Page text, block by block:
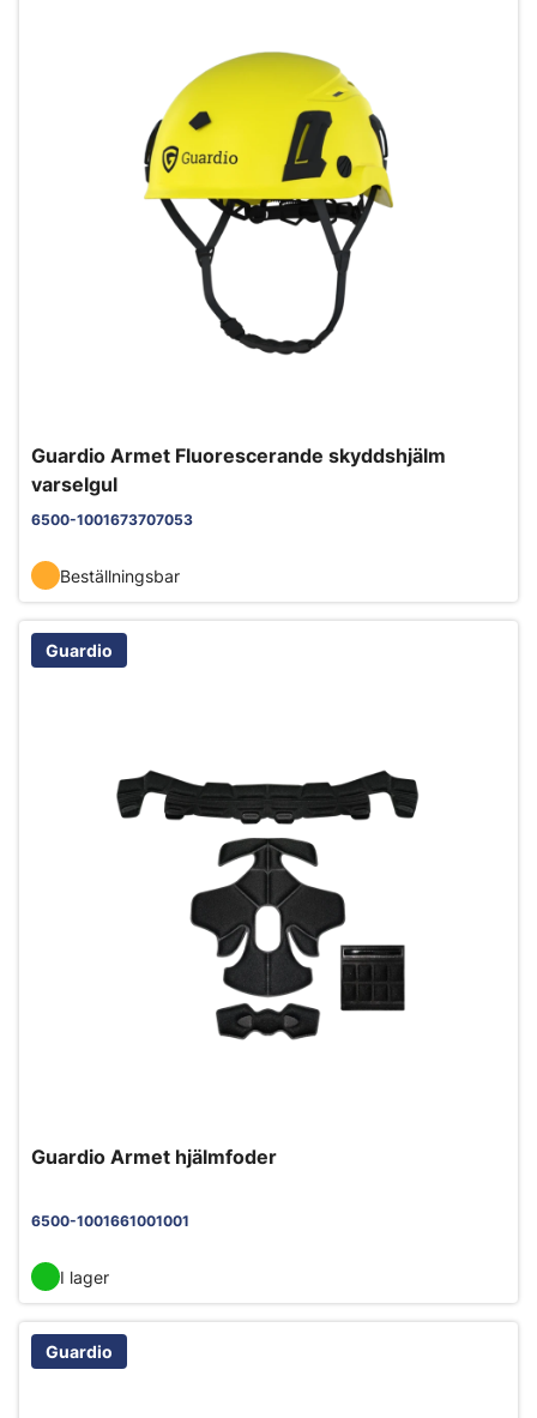
Guardio Armet Fluorescerande skyddshjälm
varselgul
6500-1001673707053
Beställningsbar
Guardio
Guardio Armet hjälmfoder
6500-1001661001001
I lager
Guardio